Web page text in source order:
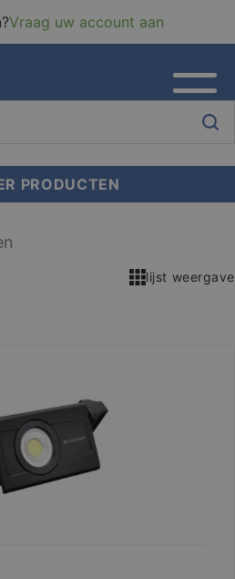
Vraag uw account aan
PRODUCTEN
lijst weergave